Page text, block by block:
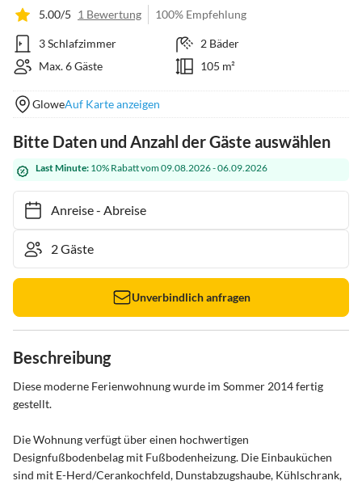
5.00/5 1 Bewertung 100% Empfehlung
3 Schlafzimmer
2 Bäder
Max. 6 Gäste
105 m²
GloweAuf Karte anzeigen
Bitte Daten und Anzahl der Gäste auswählen
Last Minute: 10% Rabatt vom 09.08.2026 - 06.09.2026
Anreise- Abreise
Unverbindlich anfragen
Beschreibung
Diese moderne Ferienwohnung wurde im Sommer 2014 fertig
gestellt.
Die Wohnung verfügt über einen hochwertigen
Designfußbodenbelag mit Fußbodenheizung. Die Einbauküchen
sind mit E-Herd/Cerankochfeld, Dunstabzugshaube, Kühlschrank,